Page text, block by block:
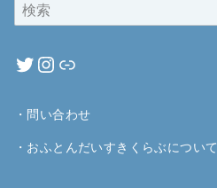
・ 問い合わせ
・ おふとんだいすきくらぶについて